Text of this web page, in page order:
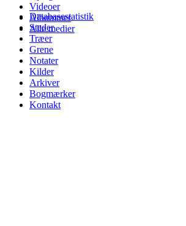
Videoer
Albummer
Alle medier
Databasestatistik
Steder
Træer
Grene
Notater
Kilder
Arkiver
Bogmærker
Kontakt